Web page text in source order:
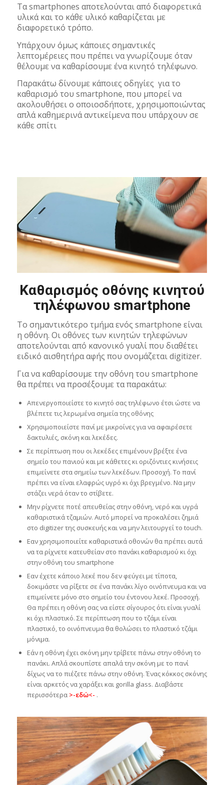
Τα smartphones αποτελούνται από διαφορετικά
υλικά και το κάθε υλικό καθαρίζεται με
διαφορετικό τρόπο.
Υπάρχουν όμως κάποιες σημαντικές
λεπτομέρειες που πρέπει να γνωρίζουμε όταν
θέλουμε να καθαρίσουμε ένα κινητό τηλέφωνο.
Παρακάτω δίνουμε κάποιες οδηγίες για το
καθαρισμό του smartphone, που μπορεί να
ακολουθήσει ο οποιοσδήποτε, χρησιμοποιώντας
απλά καθημερινά αντικείμενα που υπάρχουν σε
κάθε σπίτι
Καθαρισμός οθόνης κινητού
τηλέφωνου smartphone
To σημαντικότερο τμήμα ενός smartphone είναι
η οθόνη. Οι οθόνες των κινητών τηλεφώνων
αποτελούνται από κανονικό γυαλί που διαθέτει
ειδικό αισθητήρα αφής που ονομάζεται digitizer.
Για να καθαρίσουμε την οθόνη του smartphone
θα πρέπει να προσέξουμε τα παρακάτω:
Απενεργοποιείστε το κινητό σας τηλέφωνο έτσι ώστε να
βλέπετε τις λερωμένα σημεία της οθόνης
Χρησιμοποιείστε πανί με μικροίνες για να αφαιρέσετε
δακτυλιές, σκόνη και λεκέδες.
Σε περίπτωση που οι λεκέδες επιμένουν βρέξτε ένα
σημείο του πανιού και με κάθετες κι οριζόντιες κινήσεις
επιμείνετε στα σημείω των λεκέδων. Προσοχή. Το πανί
πρέπει να είναι ελαφρώς υγρό κι όχι βρεγμένο. Να μην
στάζει νερά όταν το στίβετε.
Μην ρίχνετε ποτέ απευθείας στην οθόνη, νερό και υγρά
καθαριστικά τζαμιών. Αυτό μπορεί να προκαλέσει ζημιά
στο digitizer της συσκευής και να μην λειτουργεί το touch.
Εαν χρησιμοποιείτε καθαριστικά οθονών θα πρέπει αυτά
να τα ρίχνετε κατευθείαν στο πανάκι καθαρισμού κι όχι
στην οθόνη του smartphone
Εαν έχετε κάποιο λεκέ που δεν φεύγει με τίποτα,
δοκιμάστε να ρίξετε σε ένα πανάκι λίγο οινόπνευμα και να
επιμείνετε μόνο στο σημείο του έντονου λεκέ. Προσοχή.
Θα πρέπει η οθόνη σας να είστε σίγουρος ότι είναι γυαλί
κι όχι πλαστικό. Σε περίπτωση που το τζάμι είναι
πλαστικό, το οινόπνευμα θα θολώσει το πλαστικό τζάμι
μόνιμα.
Εάν η οθόνη έχει σκόνη μην τρίβετε πάνω στην οθόνη το
πανάκι. Απλά σκουπίστε απαλά την σκόνη με το πανί
δίχως να το πιέζετε πάνω στην οθόνη. Ένας κόκκος σκόνης
είναι αρκετός να χαράξει και gorilla glass. Διαβάστε
περισσότερα >-εδώ<- .